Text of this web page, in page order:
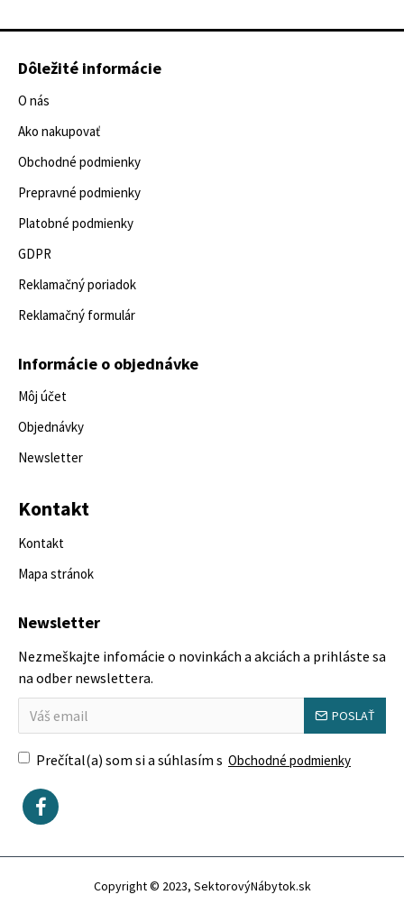
Dôležité informácie
O nás
Ako nakupovať
Obchodné podmienky
Prepravné podmienky
Platobné podmienky
GDPR
Reklamačný poriadok
Reklamačný formulár
Informácie o objednávke
Môj účet
Objednávky
Newsletter
Kontakt
Kontakt
Mapa stránok
Newsletter
Nezmeškajte infomácie o novinkách a akciách a prihláste sa
na odber newslettera.
POSLAŤ
Prečítal(a) som si a súhlasím s Obchodné podmienky
Copyright © 2023, SektorovýNábytok.sk